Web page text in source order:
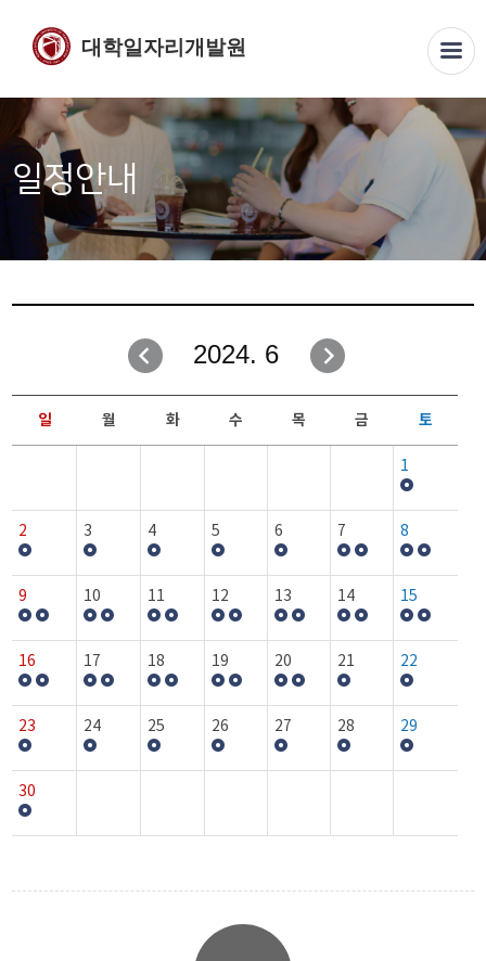
대학일자리개발원
일정안내
2024. 6
일 월 화 수 목 금 토
1
2 3 4 5 6 7 8
9 10 11 12 13 14 15
16 17 18 19 20 21 22
23 24 25 26 27 28 29
30